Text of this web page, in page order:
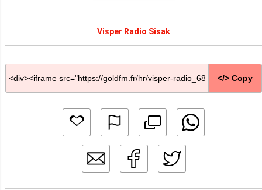
Visper Radio Sisak
</> Copy